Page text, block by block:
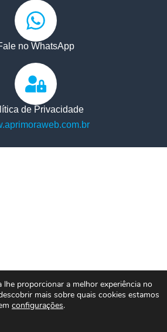
no WhatsApp
de Privacidade
lhe proporcionar a melhor experiência no
mais sobre quais cookies estamos
configurações.